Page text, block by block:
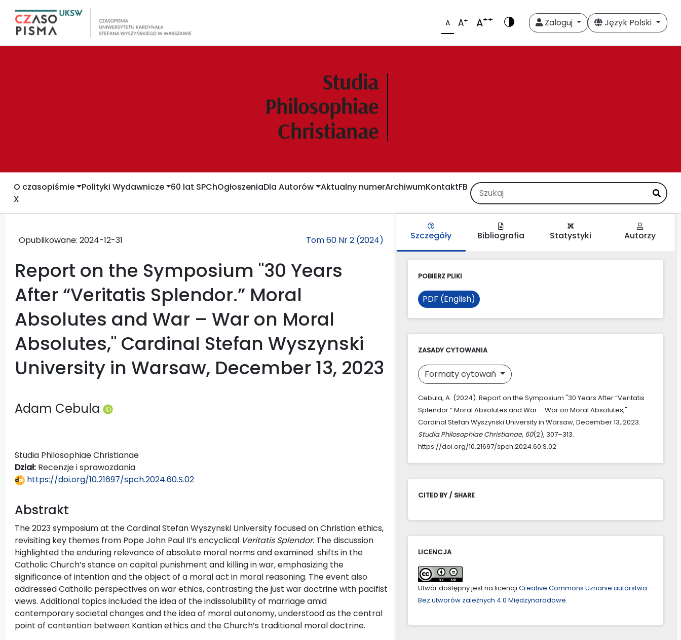
A A+ A++ Zaloguj Język Polski
O czasopiśmie Polityki Wydawnicze 60 lat SPChOgłoszeniaDla Autorów Aktualny numerArchiwumKontaktFB
X
Opublikowane: 2024-12-31 Tom 60 Nr 2 (2024)
Report on the Symposium "30 Years
After “Veritatis Splendor.” Moral
Absolutes and War – War on Moral
Absolutes," Cardinal Stefan Wyszynski
University in Warsaw, December 13, 2023
Adam Cebula
Studia Philosophiae Christianae
Dział: Recenzje i sprawozdania
https://doi.org/10.21697/spch.2024.60.S.02
Abstrakt
The 2023 symposium at the Cardinal Stefan Wyszynski University focused on Christian ethics,
revisiting key themes from Pope John Paul II’s encyclical Veritatis Splendor. The discussion
highlighted the enduring relevance of absolute moral norms and examined shifts in the
Catholic Church’s stance on capital punishment and killing in war, emphasizing the
significance of intention and the object of a moral act in moral reasoning. The event also
addressed Catholic perspectives on war ethics, contrasting the just war doctrine with pacifist
views. Additional topics included the idea of the indissolubility of marriage amid
contemporary societal changes and the idea of moral autonomy, understood as the central
point of contention between Kantian ethics and the Church’s traditional moral doctrine.
Szczegóły Bibliografia Statystyki Autorzy
POBIERZ PLIKI
PDF (English)
ZASADY CYTOWANIA
Formaty cytowań
Cebula, A. (2024). Report on the Symposium "30 Years After “Veritatis
Splendor.” Moral Absolutes and War – War on Moral Absolutes,"
Cardinal Stefan Wyszynski University in Warsaw, December 13, 2023.
Studia Philosophiae Christianae, 60(2), 307–313.
https://doi.org/10.21697/spch.2024.60.S.02
CITED BY / SHARE
LICENCJA
Utwór dostępny jest na licencji Creative Commons Uznanie autorstwa –
Bez utworów zależnych 4.0 Międzynarodowe.